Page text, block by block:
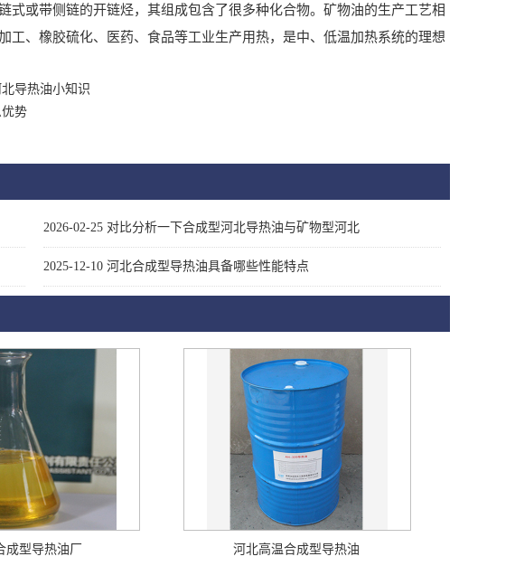
或带侧链的开链烃，其组成包含了很多种化合物。矿物油的生产工艺相
、橡胶硫化、医药、食品等工业生产用热，是中、低温加热系统的理想
导热油小知识
势
2026-02-25 对比分析一下合成型河北导热油与矿物型河北
2025-12-10 河北合成型导热油具备哪些性能特点
成型导热油厂 河北高温合成型导热油